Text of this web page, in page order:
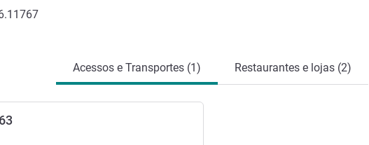
Acessos e Transportes (1) Restaurantes e lojas (2)